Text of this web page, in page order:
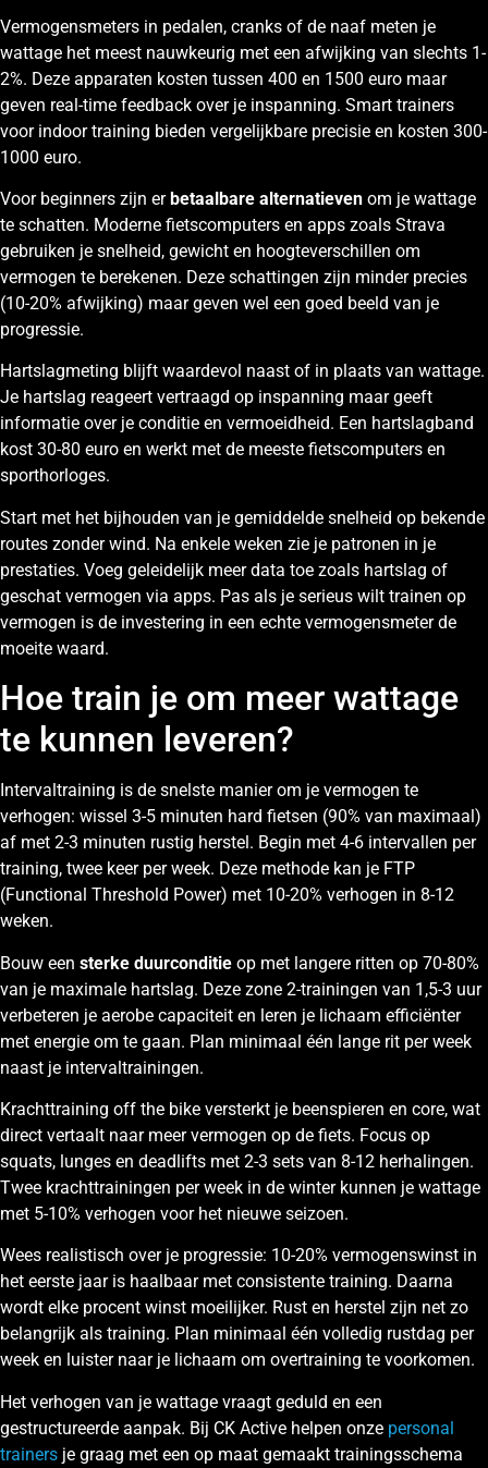
Vermogensmeters in pedalen, cranks of de naaf meten je
wattage het meest nauwkeurig met een afwijking van slechts 1-
2%. Deze apparaten kosten tussen 400 en 1500 euro maar
geven real-time feedback over je inspanning. Smart trainers
voor indoor training bieden vergelijkbare precisie en kosten 300-
1000 euro.
Voor beginners zijn erbetaalbare alternatieven om je wattage
te schatten. Moderne fietscomputers en apps zoals Strava
gebruiken je snelheid, gewicht en hoogteverschillen om
vermogen te berekenen. Deze schattingen zijn minder precies
(10-20% afwijking) maar geven wel een goed beeld van je
progressie.
Hartslagmeting blijft waardevol naast of in plaats van wattage.
Je hartslag reageert vertraagd op inspanning maar geeft
informatie over je conditie en vermoeidheid. Een hartslagband
kost 30-80 euro en werkt met de meeste fietscomputers en
sporthorloges.
Start met het bijhouden van je gemiddelde snelheid op bekende
routes zonder wind. Na enkele weken zie je patronen in je
prestaties. Voeg geleidelijk meer data toe zoals hartslag of
geschat vermogen via apps. Pas als je serieus wilt trainen op
vermogen is de investering in een echte vermogensmeter de
moeite waard.
Hoe train je om meer wattage
te kunnen leveren?
Intervaltraining is de snelste manier om je vermogen te
verhogen: wissel 3-5 minuten hard fietsen (90% van maximaal)
af met 2-3 minuten rustig herstel. Begin met 4-6 intervallen per
training, twee keer per week. Deze methode kan je FTP
(Functional Threshold Power) met 10-20% verhogen in 8-12
weken.
Bouw een sterke duurconditie op met langere ritten op 70-80%
van je maximale hartslag. Deze zone 2-trainingen van 1,5-3 uur
verbeteren je aerobe capaciteit en leren je lichaam efficiënter
met energie om te gaan. Plan minimaal één lange rit per week
naast je intervaltrainingen.
Krachttraining off the bike versterkt je beenspieren en core, wat
direct vertaalt naar meer vermogen op de fiets. Focus op
squats, lunges en deadlifts met 2-3 sets van 8-12 herhalingen.
Twee krachttrainingen per week in de winter kunnen je wattage
met 5-10% verhogen voor het nieuwe seizoen.
Wees realistisch over je progressie: 10-20% vermogenswinst in
het eerste jaar is haalbaar met consistente training. Daarna
wordt elke procent winst moeilijker. Rust en herstel zijn net zo
belangrijk als training. Plan minimaal één volledig rustdag per
week en luister naar je lichaam om overtraining te voorkomen.
Het verhogen van je wattage vraagt geduld en een
gestructureerde aanpak. Bij CK Active helpen onze personal
trainers je graag met een op maat gemaakt trainingsschema